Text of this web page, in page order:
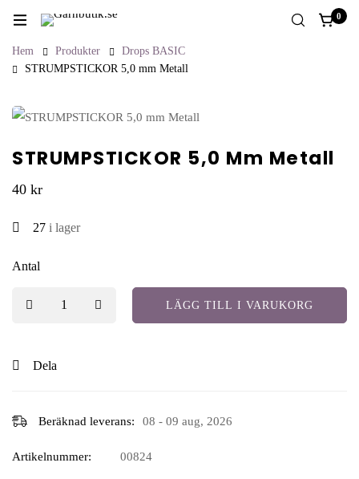
0
Hem Produkter
Drops BASIC
STRUMPSTICKOR 5,0 mm Metall
STRUMPSTICKOR 5,0 Mm Metall
40 kr
27 i lager
Antal
LÄGG TILL I VARUKORG
Dela
Beräknad leverans: 08 - 09 aug, 2026
Artikelnummer: 00824